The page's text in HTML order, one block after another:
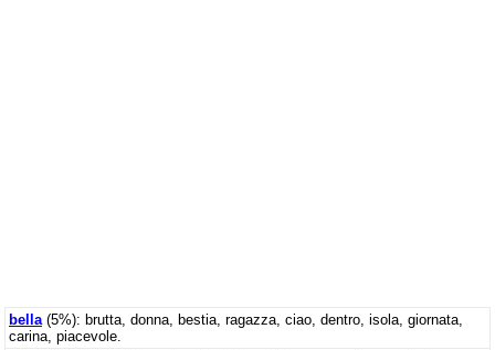
bella (5%): brutta, donna, bestia, ragazza, ciao, dentro, isola, giornata,
carina, piacevole.